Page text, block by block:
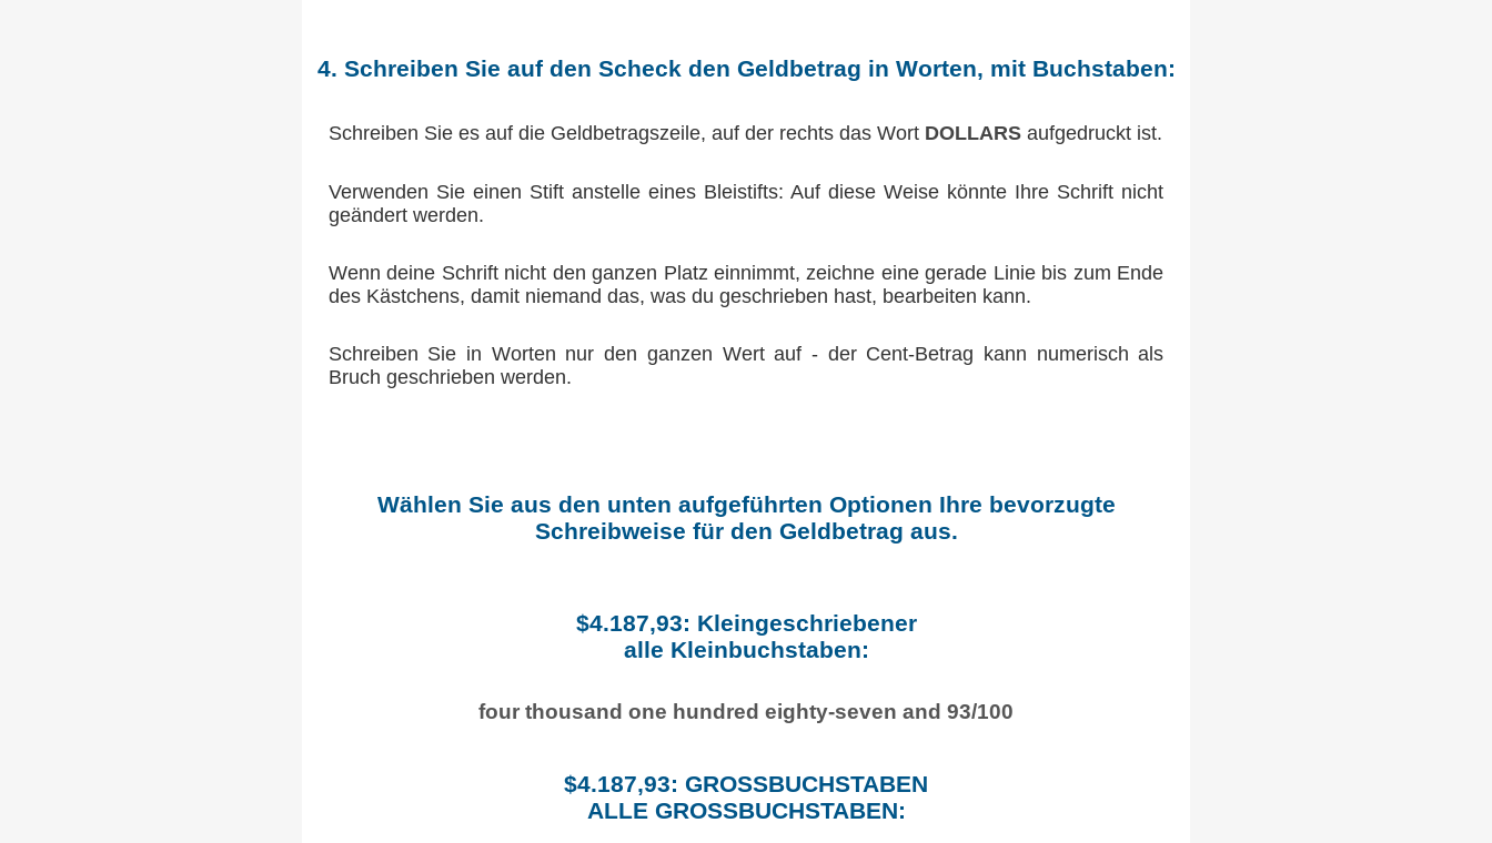
4. Schreiben Sie auf den Scheck den Geldbetrag in Worten, mit Buchstaben:
Schreiben Sie es auf die Geldbetragszeile, auf der rechts das Wort DOLLARSaufgedruckt ist.
Verwenden Sie einen Stift anstelle eines Bleistifts: Auf diese Weise könnte Ihre Schrift nicht
geändert werden.
Wenn deine Schrift nicht den ganzen Platz einnimmt, zeichne eine gerade Linie bis zum Ende
des Kästchens, damit niemand das, was du geschrieben hast, bearbeiten kann.
Schreiben Sie in Worten nur den ganzen Wert auf - der Cent-Betrag kann numerisch als
Bruch geschrieben werden.
Wählen Sie aus den unten aufgeführten Optionen Ihre bevorzugte
Schreibweise für den Geldbetrag aus.
$4.187,93: Kleingeschriebener
alle Kleinbuchstaben:
four thousand one hundred eighty-seven and 93/100
$4.187,93: GROSSBUCHSTABEN
ALLE GROSSBUCHSTABEN: